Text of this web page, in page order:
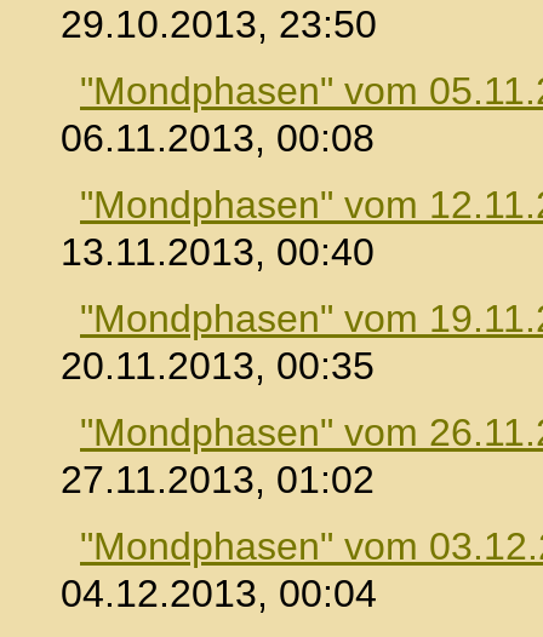
29.10.2013, 23:50
"Mondphasen" vom
06.11.2013, 00:08
"Mondphasen" vom
13.11.2013, 00:40
"Mondphasen" vom
20.11.2013, 00:35
"Mondphasen" vom
27.11.2013, 01:02
"Mondphasen" vom
04.12.2013, 00:04